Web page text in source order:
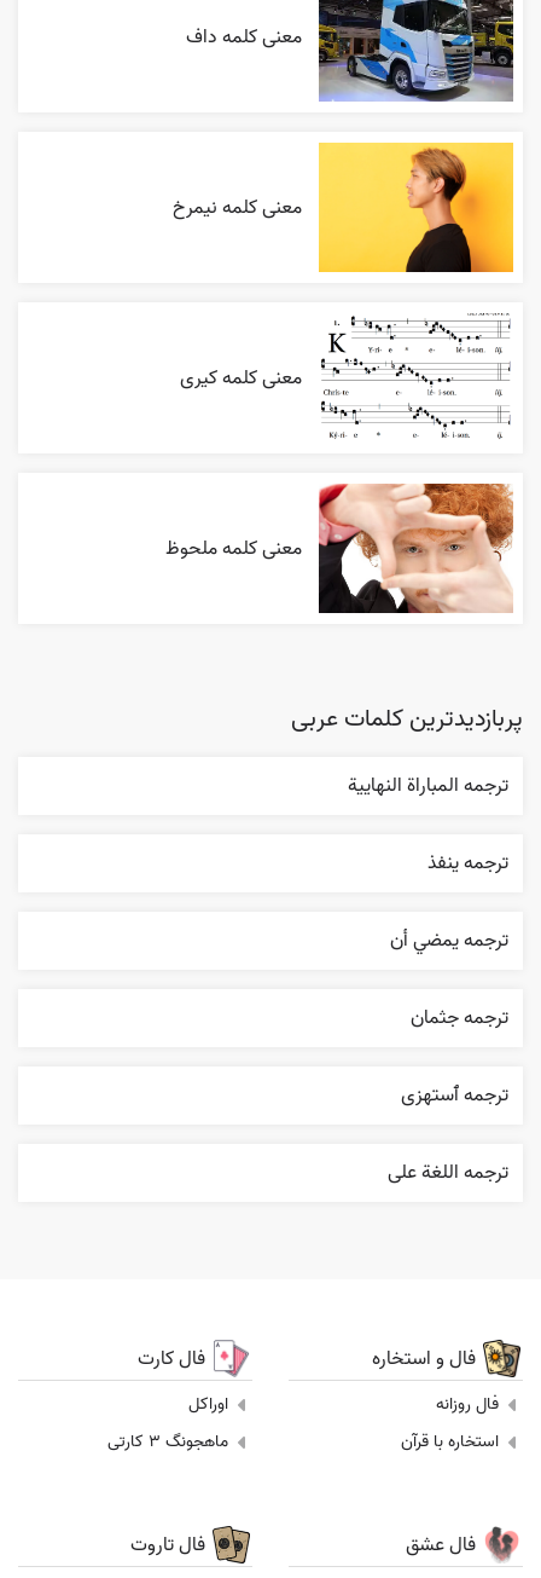
معنی کلمه داف
معنی کلمه نیمرخ
معنی کلمه کیری
معنی کلمه ملحوظ
پربازدیدترین کلمات عربی
ترجمه المباراة النهایية
ترجمه ينفذ
ترجمه يمضي أن
ترجمه جثمان
ترجمه ٱستهزی
ترجمه اللغة علی
فال و استخاره
فال روزانه
استخاره با قرآن
فال کارت
اوراکل
ماهجونگ 3 کارتی
فال عشق فال تاروت